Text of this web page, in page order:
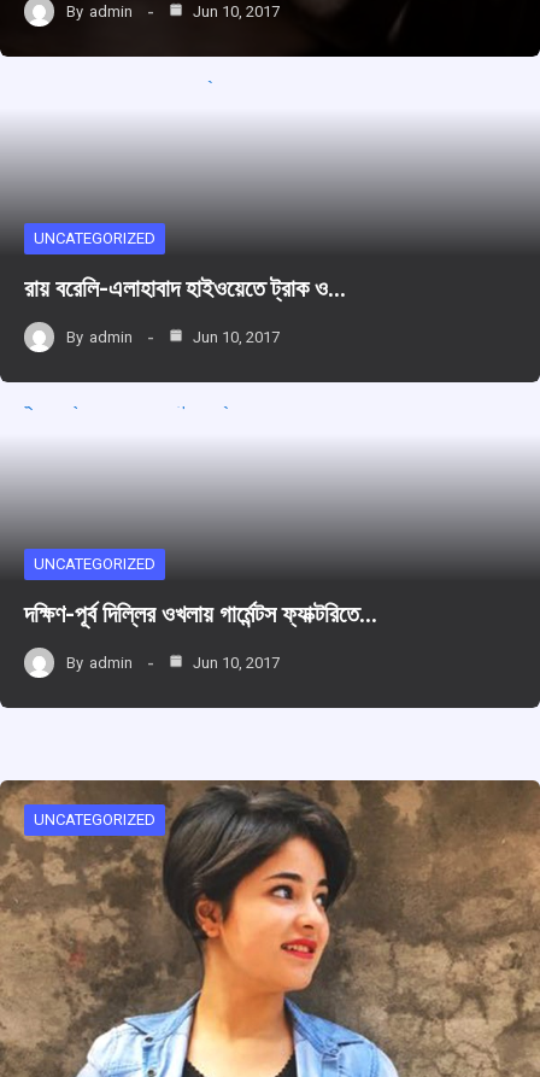
By admin Jun 10, 2017
UNCATEGORIZED
রায় বরেলি-এলাহাবাদ হাইওয়েতে ট্রাক ও…
By admin Jun 10, 2017
UNCATEGORIZED
দক্ষিণ-পূর্ব দিল্লির ওখলায় গার্মেন্টস ফ্যাক্টরিতে…
By admin Jun 10, 2017
UNCATEGORIZED